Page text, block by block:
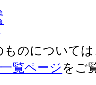
ものについて
覧ページ をご